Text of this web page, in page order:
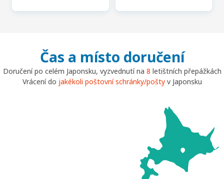
Čas a místo doručení
Doručení po celém Japonsku, vyzvednutí na 8 letištních přepážkách
Vrácení do jakékoli poštovní schránky/poštyv Japonsku